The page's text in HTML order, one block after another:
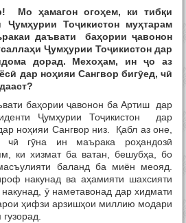
Мо ҳамагон огоҳем, ки тибқи
Ҷумҳурии Тоҷикистон муҳтарам
даъвати баҳорииҷавонон
ҳи Ҷумҳурии Тоҷикистон дар
дорад. Мехоҳам, инҷо аз
ӣ дар ноҳияи Сангвор бигӯед, чӣ
баҳории ҷавонон ба Артиш дар
Ҷумҳурии Тоҷикистон дар
ноҳияи Сангвор низ. Қабл аз оне,
гӯна ин маърака роҳандозӣ
ки хизмат ба ватан, бешубҳа, бо
баланд ба миён меояд.
накунад ва аҳамияти шахсияти
ӯ наметавонад дар хидмати
ҳифзи арзишҳои миллию модари